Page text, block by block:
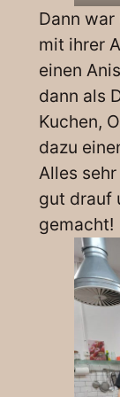
Dann
mit ihrer
einen
dann als
Kuchen,
dazu
Alles
gut drauf
gemacht!